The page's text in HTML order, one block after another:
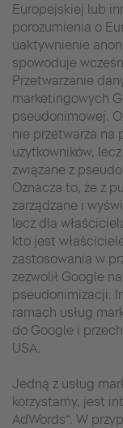
Europejskiej lub
porozumienia o
uaktywnienie
spowoduje
Przetwarzanie
marketingowych
pseudonimowej.
nie przetwarza na
użytkowników,
związane z
Oznacza to, że z
zarządzane i
lecz dla
kto jest
zastosowania w
zezwolił Google
pseudonimizacji.
ramach usług
do Google i
USA.
Jedną z usług
korzystamy, jest
AdWords“. W